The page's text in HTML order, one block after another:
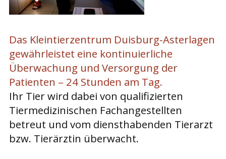
Das Kleintierzentrum Duisburg-Asterlagen
gewährleistet eine kontinuierliche
Überwachung und Versorgung der
Patienten – 24 Stunden am Tag.
Ihr Tier wird dabei von qualifizierten
Tiermedizinischen Fachangestellten
betreut und vom diensthabenden Tierarzt
bzw. Tierärztin überwacht.